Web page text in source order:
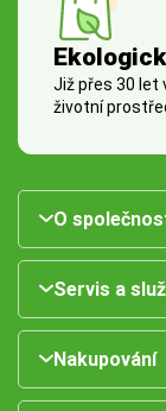
Již přes 30 let
životní
O
Servis a
Nakupování